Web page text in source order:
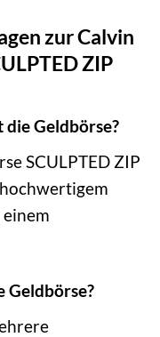
zur Calvin
ZIP
Geldbörse?
SCULPTED ZIP
Geldbörse?